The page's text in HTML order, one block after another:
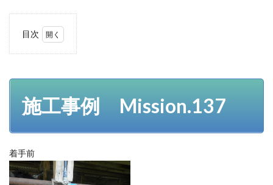
目次
給水
管の
2
反省
会
施工事例 Mission.137
着手前